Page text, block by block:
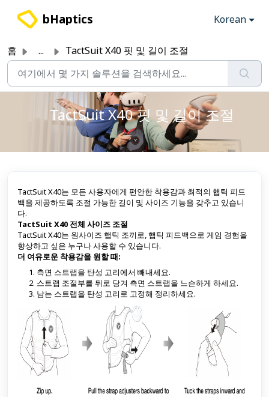
bHaptics Korean
홈 ... TactSuit X40 핏 및 길이 조절
TactSuit X40 핏 및 길이 조절
TactSuit X40는 모든 사용자에게 편안한 착용감과 최적의 햅틱 피드
백을 제공하도록 조절 가능한 길이 및 사이즈 기능을 갖추고 있습니
다.
TactSuit X40 전체 사이즈 조절
TactSuit X40는 원사이즈 햅틱 조끼로, 햅틱 피드백으로 게임 경험을
향상하고 싶은 누구나 사용할 수 있습니다.
더 여유로운 착용감을 원할 때:
측면 스트랩을 탄성 고리에서 빼내세요.
스트랩 조절부를 뒤로 당겨 측면 스트랩을 느슨하게 하세요.
남는 스트랩을 탄성 고리로 고정해 정리하세요.